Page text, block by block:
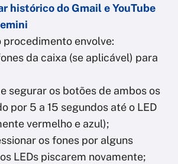
histórico do Gmail e YouTube
envolve:
da caixa (se aplicável) para
segurar os botões de ambos os
por 5 a 15 segundos até o LED
vermelho e azul);
os fones por alguns
LEDs piscarem novamente;